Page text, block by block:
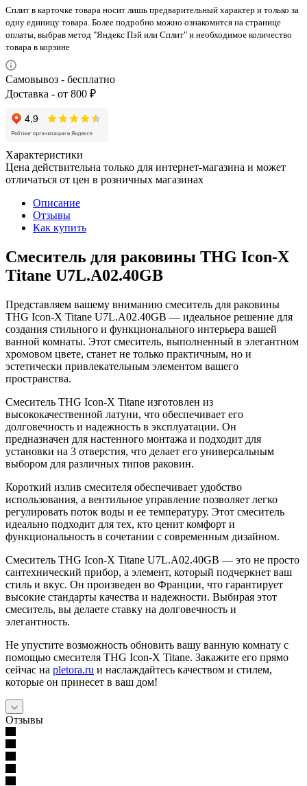
Сплит в карточке товара носит лишь предварительный характер и только за
одну единицу товара. Более подробно можно ознакомится на странице
оплаты, выбрав метод "Яндекс Пэй или Сплит" и необходимое количество
товара в корзине
Самовывоз - бесплатно
Доставка - от 800 ₽
Характеристики
Цена действительна только для интернет-магазина и может
отличаться от цен в розничных магазинах
Описание
Отзывы
Как купить
Смеситель для раковины THG Icon-X
Titane U7L.A02.40GB
Представляем вашему вниманию смеситель для раковины
THG Icon-X Titane U7L.A02.40GB — идеальное решение для
создания стильного и функционального интерьера вашей
ванной комнаты. Этот смеситель, выполненный в элегантном
хромовом цвете, станет не только практичным, но и
эстетически привлекательным элементом вашего
пространства.
Смеситель THG Icon-X Titane изготовлен из
высококачественной латуни, что обеспечивает его
долговечность и надежность в эксплуатации. Он
предназначен для настенного монтажа и подходит для
установки на 3 отверстия, что делает его универсальным
выбором для различных типов раковин.
Короткий излив смесителя обеспечивает удобство
использования, а вентильное управление позволяет легко
регулировать поток воды и ее температуру. Этот смеситель
идеально подходит для тех, кто ценит комфорт и
функциональность в сочетании с современным дизайном.
Смеситель THG Icon-X Titane U7L.A02.40GB — это не просто
сантехнический прибор, а элемент, который подчеркнет ваш
стиль и вкус. Он произведен во Франции, что гарантирует
высокие стандарты качества и надежности. Выбирая этот
смеситель, вы делаете ставку на долговечность и
элегантность.
Не упустите возможность обновить вашу ванную комнату с
помощью смесителя THG Icon-X Titane. Закажите его прямо
сейчас на pletora.ru и наслаждайтесь качеством и стилем,
которые он принесет в ваш дом!
Отзывы